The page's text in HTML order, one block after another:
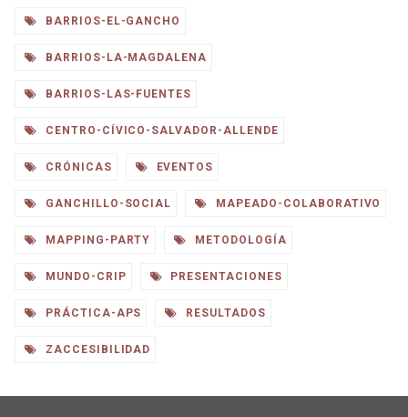
BARRIOS-EL-GANCHO
BARRIOS-LA-MAGDALENA
BARRIOS-LAS-FUENTES
CENTRO-CÍVICO-SALVADOR-ALLENDE
CRÓNICAS EVENTOS
GANCHILLO-SOCIAL MAPEADO-COLABORATIVO
MAPPING-PARTY METODOLOGÍA
MUNDO-CRIP PRESENTACIONES
PRÁCTICA-APS RESULTADOS
ZACCESIBILIDAD